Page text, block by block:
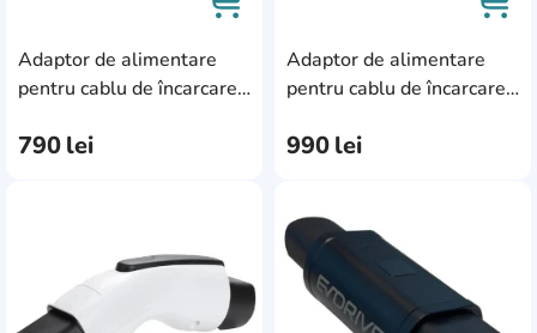
Adaptor de alimentare
pentru cablu de încarcare
790lei
AddCardToCart
Adaptor de alimentare
pentru cablu de încarcare
3F
990lei
AddCardToFavourite